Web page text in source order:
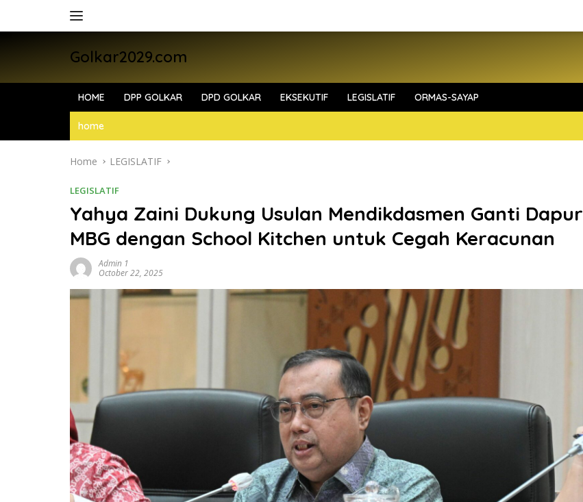
Golkar2029.com
HOME DPP GOLKAR DPD GOLKAR EKSEKUTIF LEGISLATIF ORMAS-SAYAP
home
Home LEGISLATIF
LEGISLATIF
Yahya Zaini Dukung Usulan Mendikdasmen Ganti Dapur
MBG dengan School Kitchen untuk Cegah Keracunan
Admin 1
October 22, 2025